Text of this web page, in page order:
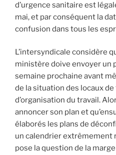
d’urgence sanitaire est
mai, et par conséquent la
confusion dans tous les
L’intersyndicale considère
ministère doive envoyer un
semaine prochaine avant
de la situation des locaux
d’organisation du travail.
annoncer son plan et
élaborés les plans de
un calendrier extrêmement
pose la question de la